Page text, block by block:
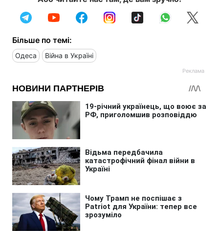
Більше по темі:
Одеса Війна в Україні